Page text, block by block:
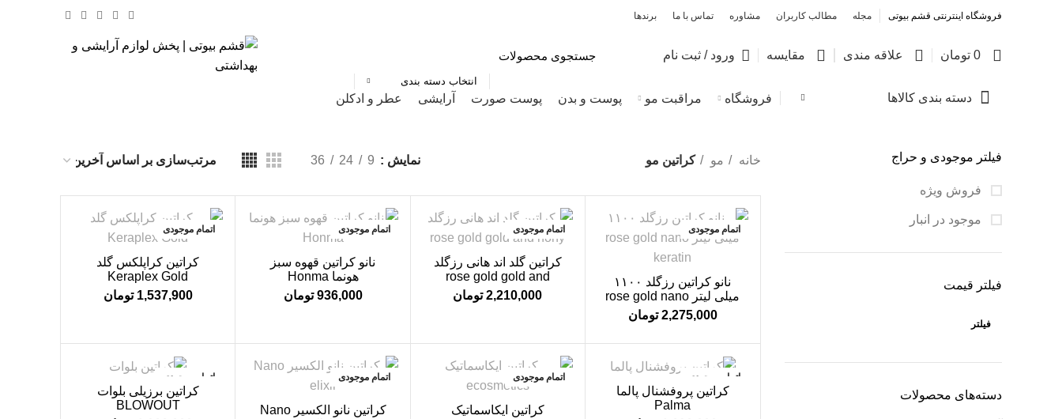
فروشگاه اینترنتی قشم بیوتی مجله مطالب کاربران مشاوره تماس با ما برندها
0 تومان علاقه مندی مقایسه ورود / ثبت نام
انتخاب دسته بندی
دسته بندی کالاها فروشگاه مراقبت مو پوست و بدن پوست صورت آرایشی عطر و ادکلن
فیلتر موجودی و حراج
فروش ویژه
موجود در انبار
فیلتر قیمت
فیلتر
دسته‌های محصولات
خانه مو کراتین مو نمایش 9
24
36
اتمام موجودی
نانو کراتین رزگلد ۱۱۰۰
میلی لیتر rose gold nano
keratin
2,275,000 تومان
اتمام موجودی
کراتین گلد اند هانی رزگلد
rose gold gold and
hony
2,210,000 تومان
اتمام موجودی
نانو کراتین قهوه سبز
هونما Honma
936,000 تومان
اتمام موجودی
کراتین کراپلکس گلد
Keraplex Gold
1,537,900 تومان
اتمام موجودی
کراتین پروفشنال پالما
Palma
اتمام موجودی
کراتین ایکاسماتیک
اتمام موجودی
کراتین نانو الکسیر Nano
اتمام موجودی
کراتین برزیلی بلوات
BLOWOUT